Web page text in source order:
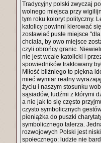
Tradycyjny polski zwyczaj
wolnego miejsca przy
tym roku koloryt polityczny.
katolicy powinni kierować
zostawiać puste miejsce
chciała, by owo miejsce
czyli obrońcy granic.
nie jest wcale katolicki i
spowiedników traktowany
Miłość bliźniego to piękna
mieć wymiar realny
życiu i naszym stosunku
sąsiadów, ludźmi z którymi
a nie jak to się często
czysto symbolicznych
pieniążka do puszki
symbolicznego talerza.
rozwojowych Polski jest
społecznego: ludzie nie